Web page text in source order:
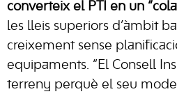
converteix el PTI en un
les lleis superiors d’àmbit
creixement sense
equipaments. “El Consell
terreny perquè el seu